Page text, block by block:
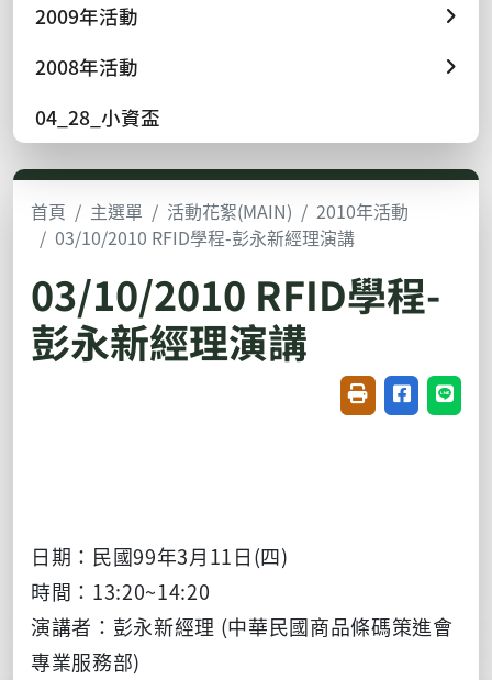
2009年活動
2008年活動
04_28_小資盃
首頁 主選單 活動花絮(MAIN)
2010年活動
03/10/2010 RFID學程-彭永新經理演講
03/10/2010 RFID學程-
彭永新經理演講
友善列印(開新視
分享至臉書
分享
日期：民國99年3月11日(四)
時間：13:20~14:20
演講者：彭永新經理 (中華民國商品條碼策進會
專業服務部)